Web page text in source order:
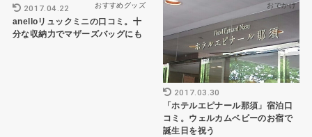
おすすめグッズ
2017.04.22
anelloリュックミニの口コミ。十
分な収納力でマザーズバッグにも
おでかけ
2017.03.30
「ホテルエピナール那須」宿泊口
コミ。ウェルカムベビーのお宿で
誕生日を祝う